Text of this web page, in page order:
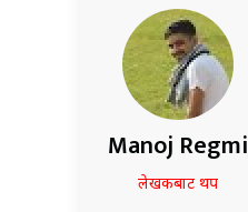
Manoj Regmi
लेखकबाट थप